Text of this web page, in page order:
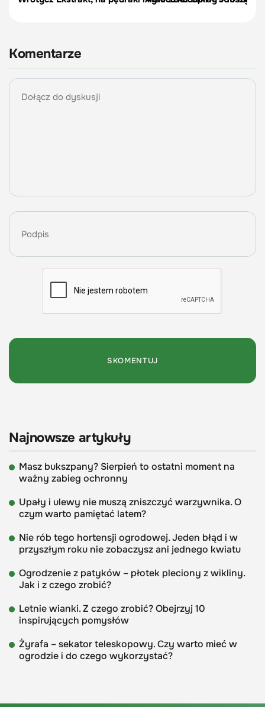
Komentarze
Najnowsze artykuły
Masz bukszpany? Sierpień to ostatni moment na
ważny zabieg ochronny
Upały i ulewy nie muszą zniszczyć warzywnika. O
czym warto pamiętać latem?
Nie rób tego hortensji ogrodowej. Jeden błąd i w
przyszłym roku nie zobaczysz ani jednego kwiatu
Ogrodzenie z patyków – płotek pleciony z wikliny.
Jak i z czego zrobić?
Letnie wianki. Z czego zrobić? Obejrzyj 10
inspirujących pomysłów
Żyrafa – sekator teleskopowy. Czy warto mieć w
ogrodzie i do czego wykorzystać?